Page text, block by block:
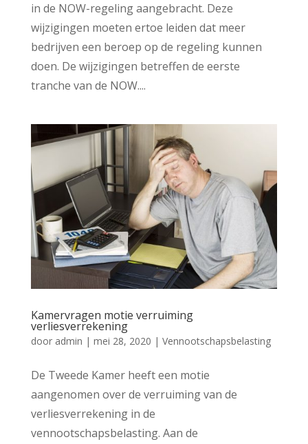
in de NOW-regeling aangebracht. Deze
wijzigingen moeten ertoe leiden dat meer
bedrijven een beroep op de regeling kunnen
doen. De wijzigingen betreffen de eerste
tranche van de NOW....
Kamervragen motie verruiming
verliesverrekening
door admin | mei 28, 2020 | Vennootschapsbelasting
De Tweede Kamer heeft een motie
aangenomen over de verruiming van de
verliesverrekening in de
vennootschapsbelasting. Aan de